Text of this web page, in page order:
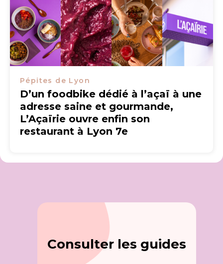
Pépites de Lyon
D’un foodbike dédié à l’açaï à une
adresse saine et gourmande,
L’Açaïrie ouvre enfin son
restaurant à Lyon 7e
Consulter les guides